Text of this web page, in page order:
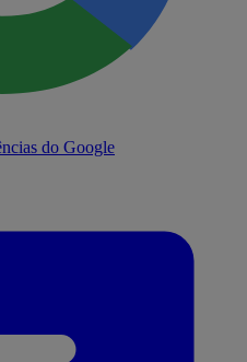
do Google